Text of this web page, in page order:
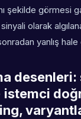
şekilde görmesi
olarak
yanlış hale
desenleri:
istemci